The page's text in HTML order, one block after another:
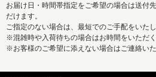
お届け日・時間帯指定をご希望の場合は送付
だけます。
ご指定のない場合は、最短でのご手配をいたし
※混雑時や入荷待ちの場合はお時間をいただく
※お客様のご希望に添えない場合はご連絡いた